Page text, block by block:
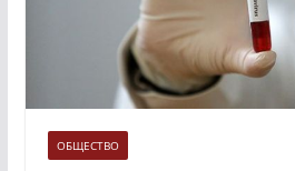
ОБЩЕСТВО